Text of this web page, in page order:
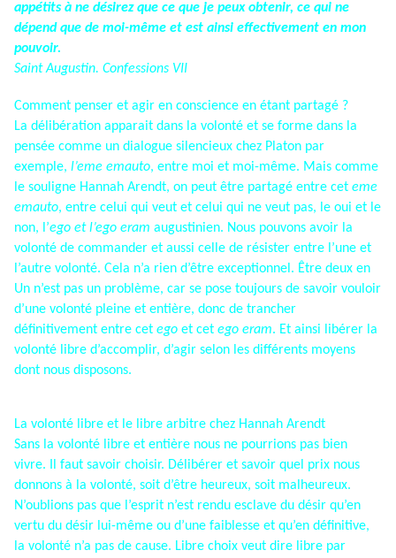
appétits à ne désirez que ce que je peux obtenir, ce qui ne
dépend que de moi-même et est ainsi effectivement en mon
pouvoir.
Saint Augustin. Confessions VII
Comment penser et agir en conscience en étant partagé ?
La délibération apparait dans la volonté et se forme dans la
pensée comme un dialogue silencieux chez Platon par
exemple, l’eme emauto, entre moi et moi-même. Mais comme
le souligne Hannah Arendt, on peut être partagé entre cet eme
emauto, entre celui qui veut et celui qui ne veut pas, le oui et le
non, l’ego et l’ego eram augustinien. Nous pouvons avoir la
volonté de commander et aussi celle de résister entre l’une et
l’autre volonté. Cela n’a rien d’être exceptionnel. Être deux en
Un n’est pas un problème, car se pose toujours de savoir vouloir
d’une volonté pleine et entière, donc de trancher
définitivement entre cet ego et cet ego eram. Et ainsi libérer la
volonté libre d’accomplir, d’agir selon les différents moyens
dont nous disposons.
La volonté libre et le libre arbitre chez Hannah Arendt
Sans la volonté libre et entière nous ne pourrions pas bien
vivre. Il faut savoir choisir. Délibérer et savoir quel prix nous
donnons à la volonté, soit d’être heureux, soit malheureux.
N’oublions pas que l’esprit n’est rendu esclave du désir qu’en
vertu du désir lui-même ou d’une faiblesse et qu’en définitive,
la volonté n’a pas de cause. Libre choix veut dire libre par